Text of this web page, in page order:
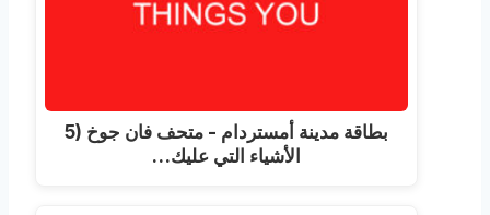
بطاقة مدينة أمستردام - متحف فان جوخ (5
الأشياء التي عليك…